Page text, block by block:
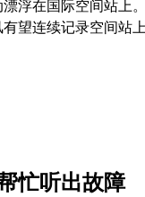
浮在国际空间站上
望连续记录空间站
忙听出故障